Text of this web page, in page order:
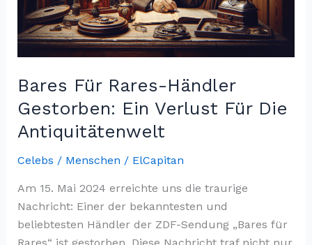
Star
Bares Für Rares-Händler
Gestorben: Ein Verlust Für Die
Antiquitätenwelt
Celebs / Menschen / ElCapitan
Am 15. Mai 2024 erreichte uns die traurige
Nachricht: Einer der bekanntesten und
beliebtesten Händler der ZDF-Sendung „Bares für
Rares“ ist gestorben. Diese Nachricht traf nicht nur